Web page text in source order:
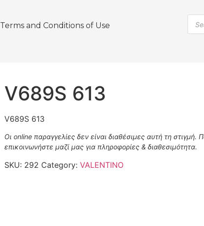
Terms and Conditions of Use
V689S 613
V689S 613
Οι online παραγγελίες δεν είναι διαθέσιμες αυτή τη στιγμή.
επικοινωνήστε μαζί μας για πληροφορίες & διαθεσιμότητα.
SKU: 292 Category: VALENTINO